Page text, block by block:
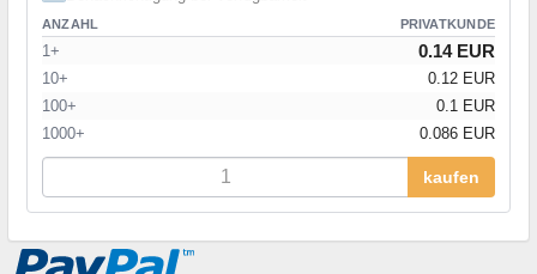
ANZAHL PRIVATKUNDE
1+ 0.14 EUR
10+
0.12 EUR
100+
0.1 EUR
1000+
0.086 EUR
kaufen